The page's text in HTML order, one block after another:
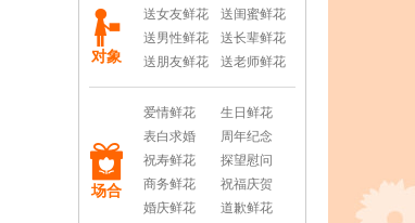
对象
送女友鲜花
送闺蜜鲜花
送男性鲜花
送长辈鲜花
送朋友鲜花
送老师鲜花
场合
爱情鲜花
生日鲜花
表白求婚
周年纪念
祝寿鲜花
探望慰问
商务鲜花
祝福庆贺
婚庆鲜花
道歉鲜花